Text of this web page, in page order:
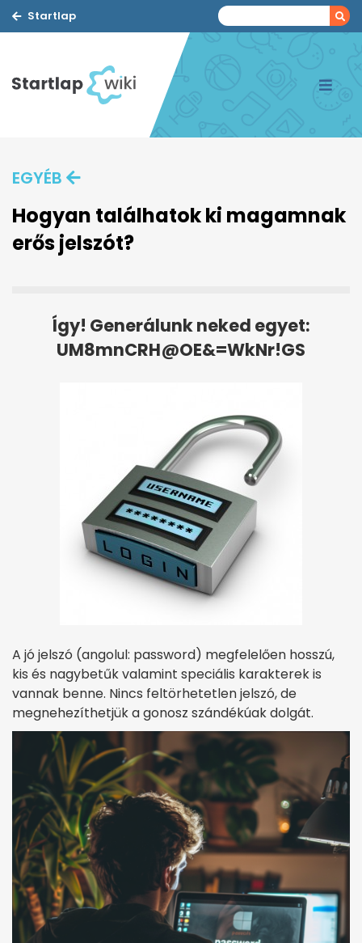
Startlap
EGYÉB
Hogyan találhatok ki magamnak
erős jelszót?
Így! Generálunk neked egyet:
UM8mnCRH@OE&=WkNr!GS
A jó jelszó (angolul: password) megfelelően hosszú,
kis és nagybetűk valamint speciális karakterek is
vannak benne. Nincs feltörhetetlen jelszó, de
megnehezíthetjük a gonosz szándékúak dolgát.